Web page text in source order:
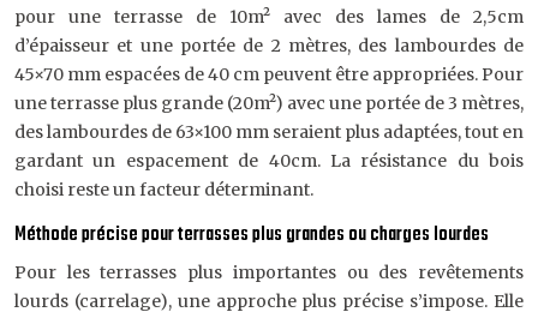
pour une terrasse de 10m² avec des lames de 2,5cm
d’épaisseur et une portée de 2 mètres, des lambourdes de
45×70 mm espacées de 40 cm peuvent être appropriées. Pour
une terrasse plus grande (20m²) avec une portée de 3 mètres,
des lambourdes de 63×100 mm seraient plus adaptées, tout en
gardant un espacement de 40cm. La résistance du bois
choisi reste un facteur déterminant.
Méthode précise pour terrasses plus grandes ou charges lourdes
Pour les terrasses plus importantes ou des revêtements
lourds (carrelage), une approche plus précise s’impose. Elle